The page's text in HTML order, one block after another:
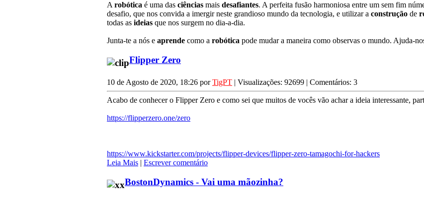
Arobótica é uma das ciências mais desafiantes. A perfeita fusão harmoniosa entre um sem fim
desafio, que nos convida a imergir neste grandioso mundo da tecnologia, e utilizar a construção de
todas as ideias que nos surgem no dia-a-dia.
Junta-te a nós e aprende como a robótica pode mudar a maneira como observas o mundo. Ajuda-
Flipper Zero
10 de Agosto de 2020, 18:26 porTigPT | Visualizações: 92699 | Comentários: 3
Acabo de conhecer o Flipper Zero e como sei que muitos de vocês vão achar a ideia interessante,
https://flipperzero.one/zero
https://www.kickstarter.com/projects/flipper-devices/flipper-zero-tamagochi-for-hackers
Leia Mais | Escrever comentário
BostonDynamics - Vai uma mãozinha?